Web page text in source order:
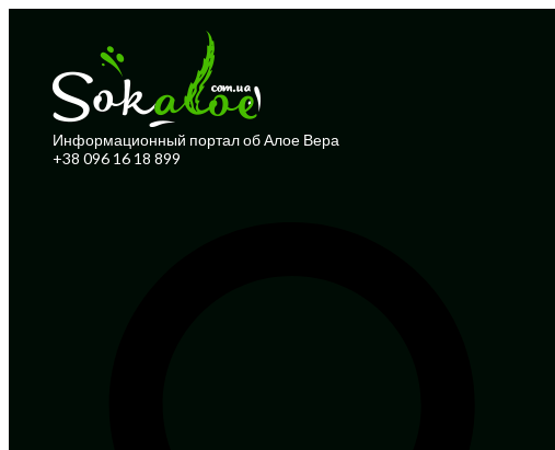
Информационный портал об Алое Вера
+38 096 16 18 899